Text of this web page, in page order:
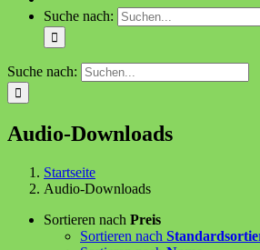
Suche nach:
Suche nach:
Audio-Downloads
Startseite
Audio-Downloads
Sortieren nach Preis
Sortieren nach